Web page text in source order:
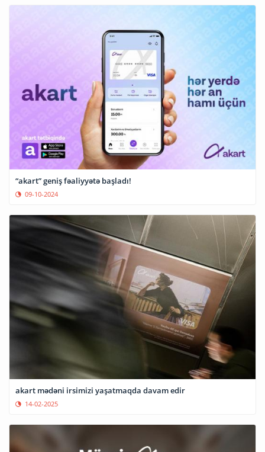
“akart” geniş fəaliyyətə başladı!
09-10-2024
akart mədəni irsimizi yaşatmaqda davam edir
14-02-2025